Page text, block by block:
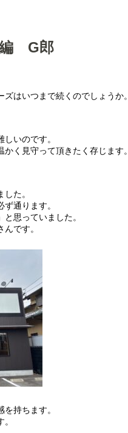
編 G郎
はいつまで続くのでしょうか。
いのです。
く見守って頂きたく存じます。
た。
通ります。
思っていました。
です。
持ちます。